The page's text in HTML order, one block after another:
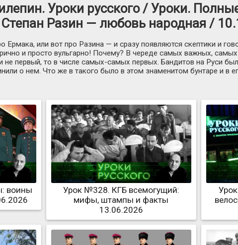
Уроки русского / Уроки.
Разин — любовь народная /
Ермака, или вот про Разина — и сразу появляются скептики и
и просто вульгарно! Почему? В череде самых важных,
не первый, то в числе самых-самых первых. Бандитов на Руси
о нем. Что же в такого было в этом знаменитом бунтаре и в
воины
Урок №328. КГБ всемогущий:
мифы, штампы и факты
13.06.2026